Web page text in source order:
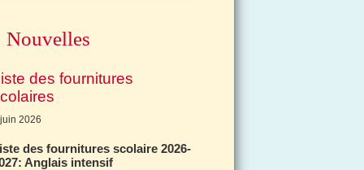
Nouvelles
des fournitures
2026
des fournitures scolaire 2026-
Anglais intensif